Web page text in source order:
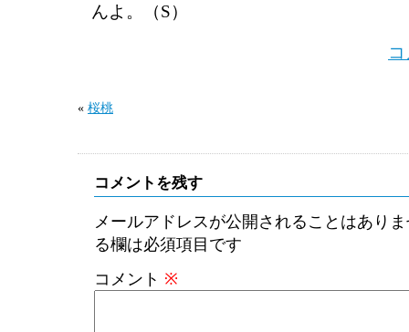
んよ。（S）
« 桜桃
コメントを残す
メールアドレスが公開されることはあり
る欄は必須項目です
コメント ※